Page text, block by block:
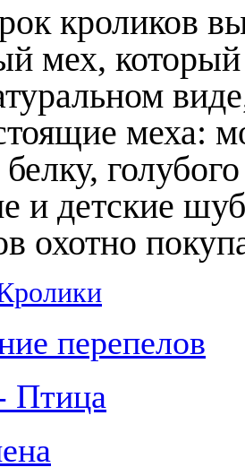
кроликов
мех,
меха:
и детские
охотно
перепелов
Птица